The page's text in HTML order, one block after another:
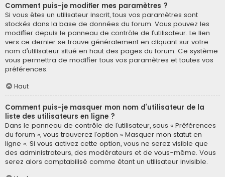
Comment puis-je modifier mes paramètres ?
Si vous êtes un utilisateur inscrit, tous vos paramètres sont
stockés dans la base de données du forum. Vous pouvez les
modifier depuis le panneau de contrôle de l’utilisateur. Le lien
vers ce dernier se trouve généralement en cliquant sur votre
nom d’utilisateur situé en haut des pages du forum. Ce système
vous permettra de modifier tous vos paramètres et toutes vos
préférences.
Haut
Comment puis-je masquer mon nom d’utilisateur de la
liste des utilisateurs en ligne ?
Dans le panneau de contrôle de l’utilisateur, sous « Préférences
du forum », vous trouverez l’option « Masquer mon statut en
ligne ». Si vous activez cette option, vous ne serez visible que
des administrateurs, des modérateurs et de vous-même. Vous
serez alors comptabilisé comme étant un utilisateur invisible.